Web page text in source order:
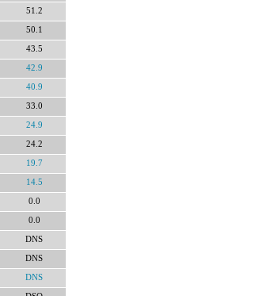
51.2
50.1
43.5
42.9
40.9
33.0
24.9
24.2
19.7
14.5
0.0
0.0
DNS
DNS
DNS